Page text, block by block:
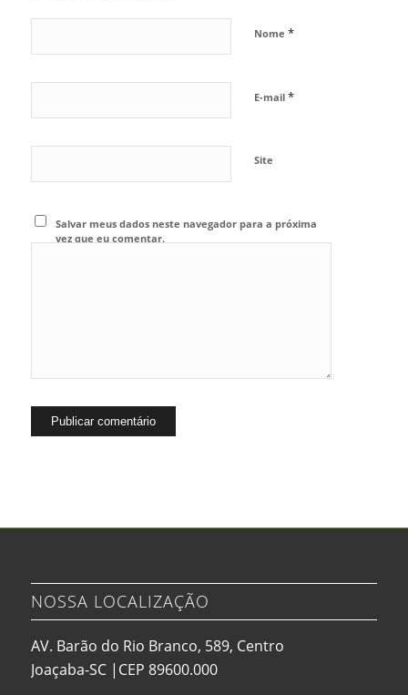
Nome *
E-mail *
Site
Salvar meus dados neste navegador para a próxima
vez que eu comentar.
NOSSA LOCALIZAÇÃO
AV. Barão do Rio Branco, 589, Centro
Joaçaba-SC |CEP 89600.000